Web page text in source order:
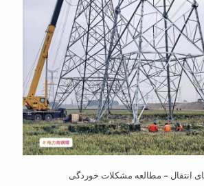
انتقال – مطالعه مشکلات خوردگی